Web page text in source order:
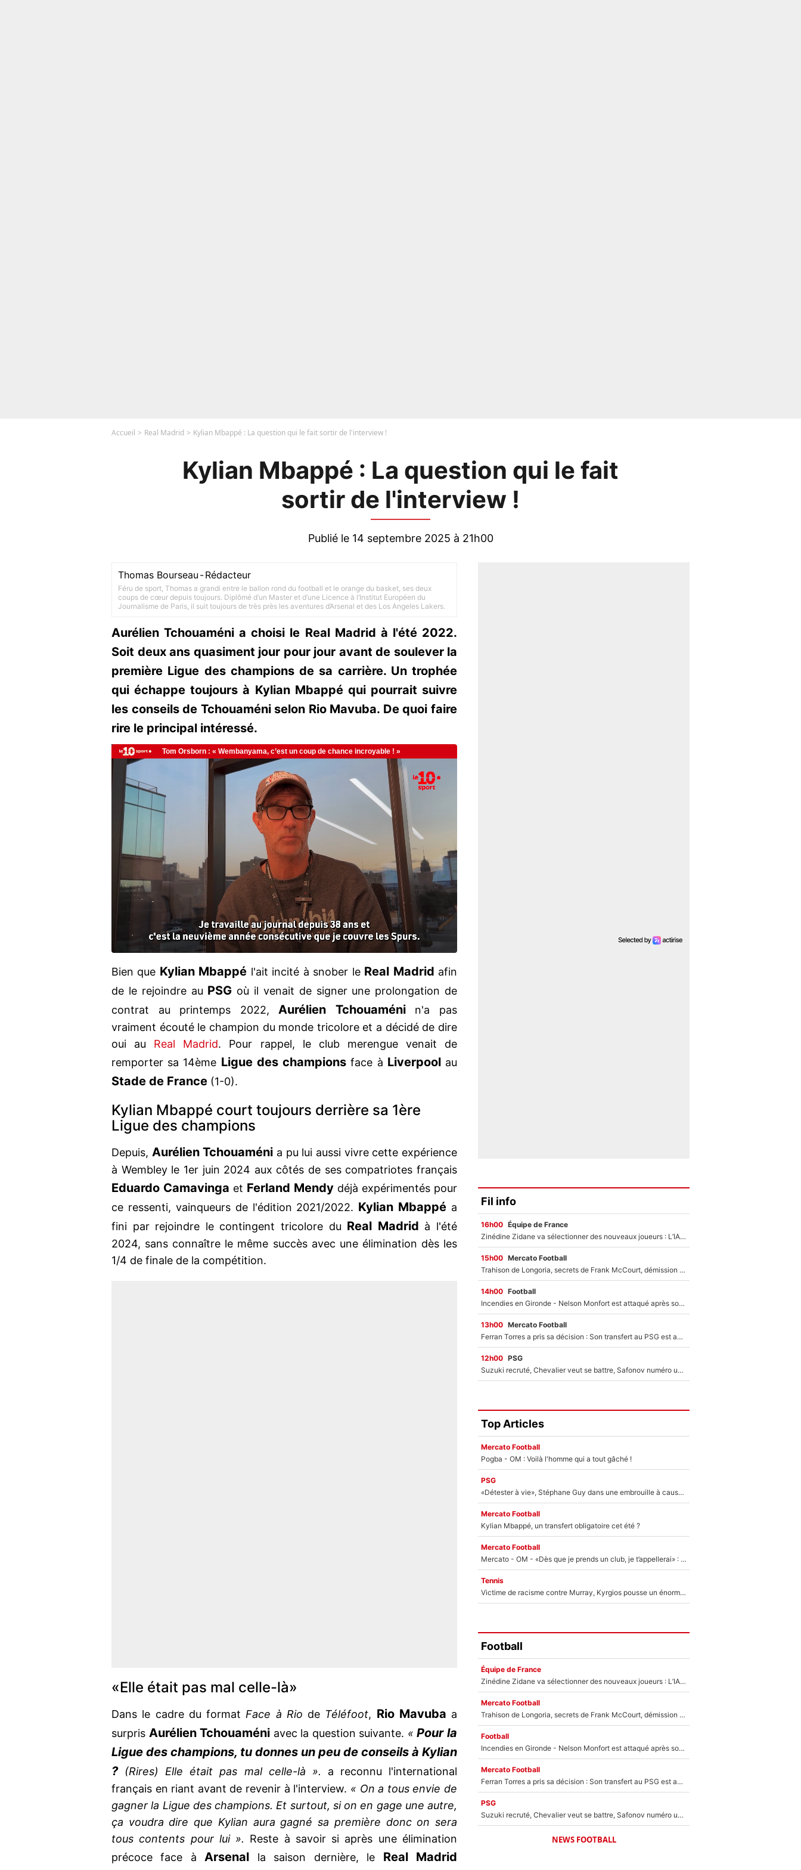
Accueil Real Madrid Kylian Mbappé : La question qui le fait sortir de l'interview !
Kylian Mbappé : La question qui le fait
sortir de l'interview !
Publié le 14 septembre 2025 à 21h00
Thomas Bourseau -Rédacteur
Féru de sport, Thomas a grandi entre le ballon rond du football et le orange du basket, ses deux
coups de cœur depuis toujours. Diplômé d’un Master et d’une Licence à l’Institut Européen du
Journalisme de Paris, il suit toujours de très près les aventures d’Arsenal et des Los Angeles Lakers.
Aurélien Tchouaméni a choisi le Real Madrid à l'été 2022.
Soit deux ans quasiment jour pour jour avant de soulever la
première Ligue des champions de sa carrière. Un trophée
qui échappe toujours à Kylian Mbappé qui pourrait suivre
les conseils de Tchouaméni selon Rio Mavuba. De quoi faire
rire le principal intéressé.
Bien que Kylian Mbappé l'ait incité à snober le Real Madrid afin
de le rejoindre au PSG où il venait de signer une prolongation de
contrat au printemps 2022,Aurélien Tchouaméni n'a pas
vraiment écouté le champion du monde tricolore et a décidé de dire
oui au Real Madrid. Pour rappel, le club merengue venait de
remporter sa 14ème Ligue des championsface à Liverpool au
Stade de France (1-0).
Kylian Mbappé court toujours derrière sa 1ère
Ligue des champions
Depuis, Aurélien Tchouaméni a pu lui aussi vivre cette expérience
à Wembley le 1er juin 2024 aux côtés de ses compatriotes français
Eduardo Camavinga et Ferland Mendy déjà expérimentés pour
ce ressenti, vainqueurs de l'édition 2021/2022. Kylian Mbappé a
fini par rejoindre le contingent tricolore du Real Madrid à l'été
2024, sans connaître le même succès avec une élimination dès les
1/4 de finale de la compétition.
«Elle était pas mal celle-là»
Dans le cadre du format Face à Rio de Téléfoot, Rio Mavuba a
surpris Aurélien Tchouaméni avec la question suivante. « Pour la
Ligue des champions, tu donnes un peu de conseils à Kylian
? (Rires) Elle était pas mal celle-là ». a reconnu l'international
français en riant avant de revenir à l'interview. « On a tous envie de
gagner la Ligue des champions. Et surtout, si on en gage une autre,
ça voudra dire que Kylian aura gagné sa première donc on sera
tous contents pour lui ». Reste à savoir si après une élimination
précoce face àArsenal la saison dernière, le Real Madrid
Fil info
16h00 Équipe de France
Zinédine Zidane va sélectionner des nouveaux joueurs : L’IA dévoile les 5 cracks qui pourraient rapidement le rejoindre en équipe de France !
15h00 Mercato Football
Trahison de Longoria, secrets de Frank McCourt, démission de Roberto De Zerbi : Medhi Benatia se lâche sur son départ de l'OM et fait d'importantes révélations
14h00 Football
Incendies en Gironde - Nelson Monfort est attaqué après son dérapage sur CNews : «Et lui, il prend combien pour parler dans un studio climatisé?»
13h00 Mercato Football
Ferran Torres a pris sa décision : Son transfert au PSG est annoncé en Espagne !
12h00 PSG
Suzuki recruté, Chevalier veut se battre, Safonov numéro un… Le PSG se lance encore dans un gros chantier pour le poste de gardien de but
Top Articles
Mercato Football
Pogba - OM : Voilà l'homme qui a tout gâché !
PSG
«Détester à vie», Stéphane Guy dans une embrouille à cause du PSG !
Mercato Football
Kylian Mbappé, un transfert obligatoire cet été ?
Mercato Football
Mercato - OM - «Dès que je prends un club, je t’appellerai» : La promesse de Marcelino au moment de claquer la porte
Tennis
Victime de racisme contre Murray, Kyrgios pousse un énorme coup de gueule !
Football
Équipe de France
Zinédine Zidane va sélectionner des nouveaux joueurs : L’IA dévoile les 5 cracks qui pourraient rapidement le rejoindre en équipe de France !
Mercato Football
Trahison de Longoria, secrets de Frank McCourt, démission de Roberto De Zerbi : Medhi Benatia se lâche sur son départ de l'OM et fait d'importantes révélations
Football
Incendies en Gironde - Nelson Monfort est attaqué après son dérapage sur CNews : «Et lui, il prend combien pour parler dans un studio climatisé?»
Mercato Football
Ferran Torres a pris sa décision : Son transfert au PSG est annoncé en Espagne !
PSG
Suzuki recruté, Chevalier veut se battre, Safonov numéro un… Le PSG se lance encore dans un gros chantier pour le poste de gardien de but
NEWS FOOTBALL